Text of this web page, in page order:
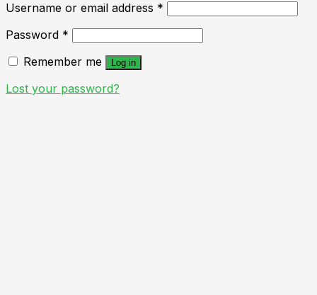
Username or email address *
Password *
Remember me
Log in
Lost your password?